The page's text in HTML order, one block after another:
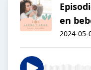
en
2024-05-